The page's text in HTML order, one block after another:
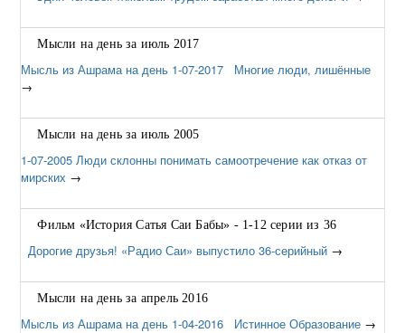
Мысли на день за июль 2017
Мысль из Ашрама на день 1-07-2017 Многие люди, лишённые
→
Мысли на день за июль 2005
1-07-2005 Люди склонны понимать самоотречение как отказ от
мирских →
Фильм «История Сатья Саи Бабы» - 1-12 серии из 36
Дорогие друзья! «Радио Саи» выпустило 36-серийный →
Мысли на день за апрель 2016
Мысль из Ашрама на день 1-04-2016 Истинное Образование →